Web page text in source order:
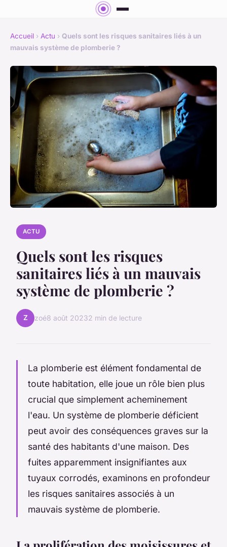
Accueil › Actu › Quels sont les risques sanitaires liés à un
mauvais système de plomberie ?
ACTU
Quels sont les risques
sanitaires liés à un mauvais
système de plomberie ?
Z zoé8 août 20232 min de lecture
La plomberie est élément fondamental de
toute habitation, elle joue un rôle bien plus
crucial que simplement acheminement
l'eau. Un système de plomberie déficient
peut avoir des conséquences graves sur la
santé des habitants d'une maison. Des
fuites apparemment insignifiantes aux
tuyaux corrodés, examinons en profondeur
les risques sanitaires associés à un
mauvais système de plomberie.